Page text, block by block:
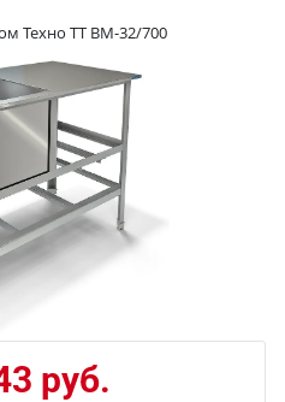
Техно ТТ ВМ-32/700
руб.